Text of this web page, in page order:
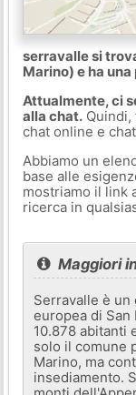
serravalle si
Marino) e ha
Attualmente, ci
alla chat.Quindi,
chat online e
Abbiamo un
base alle
mostriamo il link
ricerca in
Maggiori
Serravalle è
europea di San
10.878 abitanti
solo il comune
Marino, ma
insediamento.